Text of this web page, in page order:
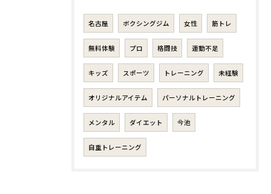
名古屋 ボクシングジム 女性 筋トレ
無料体験 プロ 格闘技 運動不足
キッズ スポーツ トレーニング 未経験
オリジナルアイテム パーソナルトレーニング
メンタル ダイエット 今池
自重トレーニング